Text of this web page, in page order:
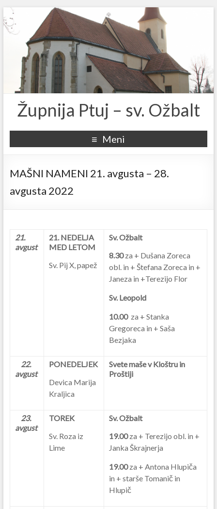
Župnija Ptuj – sv. Ožbalt
Meni
MAŠNI NAMENI 21. avgusta – 28.
avgusta 2022
21.
avgust
21. NEDELJA
MED LETOM
Sv. Pij X, papež
Sv. Ožbalt
8.30za + Dušana Zoreca
obl. in + Štefana Zoreca in +
Janeza in +Terezijo Flor
Sv. Leopold
10.00 za + Stanka
Gregoreca in + Saša
Bezjaka
22.
avgust
PONEDELJEK
Devica Marija
Kraljica
Svete maše v Kloštru in
Proštiji
23.
avgust
TOREK
Sv. Roza iz
Lime
Sv. Ožbalt
19.00za + Terezijo obl. in +
Janka Škrajnerja
19.00za + Antona Hlupiča
in + starše Tomanič in
Hlupič